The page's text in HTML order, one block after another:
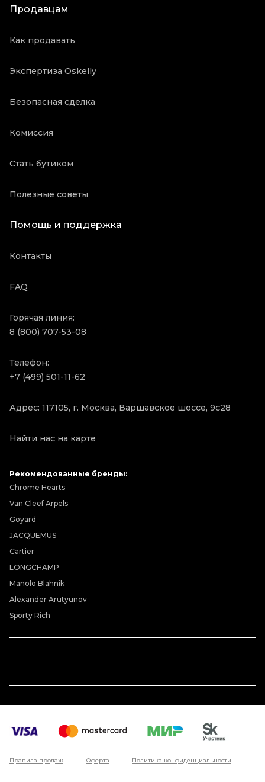
Продавцам
Как продавать
Экспертиза Oskelly
Безопасная сделка
Комиссия
Стать бутиком
Полезные советы
Помощь и поддержка
Контакты
FAQ
Горячая линия:
8 (800) 707-53-08
Телефон:
+7 (499) 501-11-62
Адрес: 117105, г. Москва, Варшавское шоссе, 9с28
Найти нас на карте
Рекомендованные бренды:
Chrome Hearts
Van Cleef Arpels
Goyard
JACQUEMUS
Cartier
LONGCHAMP
Manolo Blahnik
Alexander Arutyunov
Sporty Rich
Правила продаж Оферта Политика конфиденциальности